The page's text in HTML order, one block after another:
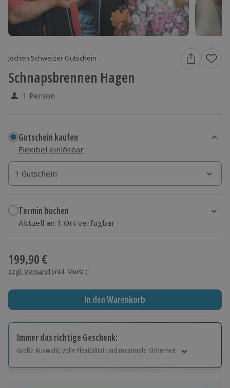
Jochen Schweizer Gutschein
Schnapsbrennen Hagen
1 Person
Gutschein kaufen
Flexibel einlösbar
1 Gutschein
1 Gutschein
1 Gutschein
Termin buchen
Aktuell an 1 Ort verfügbar
199,90 €
zzgl. Versand (inkl. MwSt.)
In den Warenkorb
Immer das richtige Geschenk:
Große Auswahl, volle Flexibilität und maximale Sicherheit